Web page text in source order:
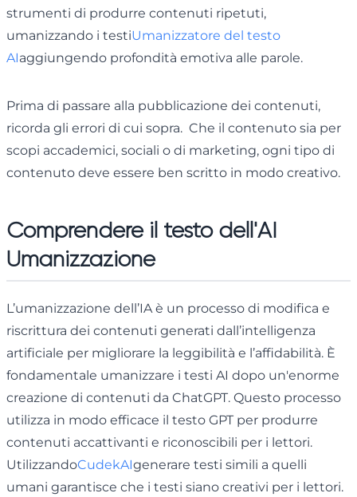
strumenti di produrre contenuti ripetuti,
umanizzando i testiUmanizzatore del testo
AIaggiungendo profondità emotiva alle parole.
Prima di passare alla pubblicazione dei contenuti,
ricorda gli errori di cui sopra. Che il contenuto sia per
scopi accademici, sociali o di marketing, ogni tipo di
contenuto deve essere ben scritto in modo creativo.
Comprendere il testo dell'AI
Umanizzazione
L’umanizzazione dell’IA è un processo di modifica e
riscrittura dei contenuti generati dall’intelligenza
artificiale per migliorare la leggibilità e l’affidabilità. È
fondamentale umanizzare i testi AI dopo un'enorme
creazione di contenuti da ChatGPT. Questo processo
utilizza in modo efficace il testo GPT per produrre
contenuti accattivanti e riconoscibili per i lettori.
UtilizzandoCudekAIgenerare testi simili a quelli
umani garantisce che i testi siano creativi per i lettori.